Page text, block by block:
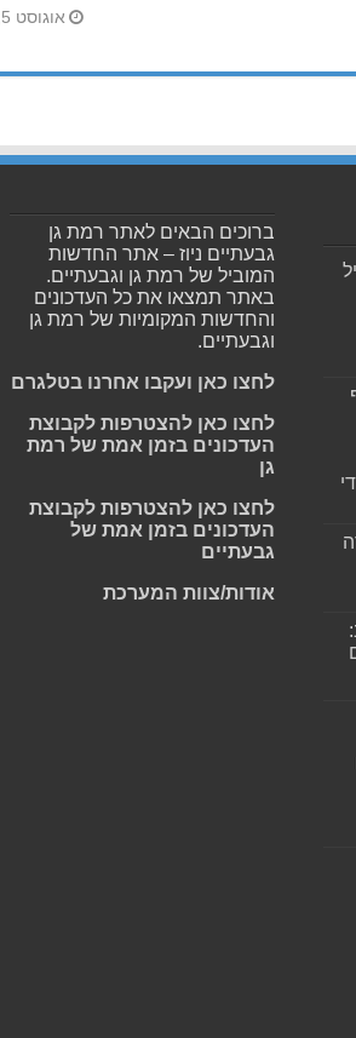
אוגוסט 5, 2026
ברוכים הבאים לאתר רמת גן
גבעתיים ניוז – אתר החדשות
המוביל של רמת גן וגבעתיים.
באתר תמצאו את כל העדכונים
והחדשות המקומיות של רמת גן
וגבעתיים.
לחצו כאן ועקבו אחרנו בטלגרם
לחצו כאן להצטרפות לקבוצת
העדכונים בזמן אמת של רמת
גן
לחצו כאן להצטרפות לקבוצת
העדכונים בזמן אמת של
גבעתיים
אודות/צוות המערכת